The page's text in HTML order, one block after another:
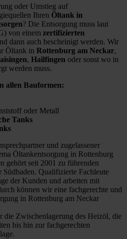
oder Umstieg auf
Ihren Öltank in
? Die Entsorgung muss laut
von einem zertifizierten
dann auch bescheinigt werden. Wir
Öltank in Rottenburg am Neckar,
, Hailfingen oder sonst wo in
werden muss.
allen Bauformen:
oder Metall
Tanks
und zugelassener
Öltankentsorgung in Rottenburg
gehört seit 2001 zu führenden
Qualifizierte Fachleute
der Kunden und arbeiten mit
können wir eine fachgerechte und
in Rottenburg am Neckar
die Zwischenlagerung des Heizöl, die
bis hin zur fachgerechten